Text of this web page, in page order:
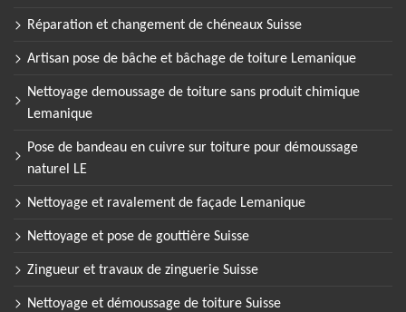
Réparation et changement de chéneaux Suisse
Artisan pose de bâche et bâchage de toiture Lemanique
Nettoyage demoussage de toiture sans produit chimique
Lemanique
Pose de bandeau en cuivre sur toiture pour démoussage
naturel LE
Nettoyage et ravalement de façade Lemanique
Nettoyage et pose de gouttière Suisse
Zingueur et travaux de zinguerie Suisse
Nettoyage et démoussage de toiture Suisse